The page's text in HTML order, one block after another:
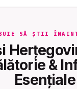
SĂ ȘTII
&
Esențiale